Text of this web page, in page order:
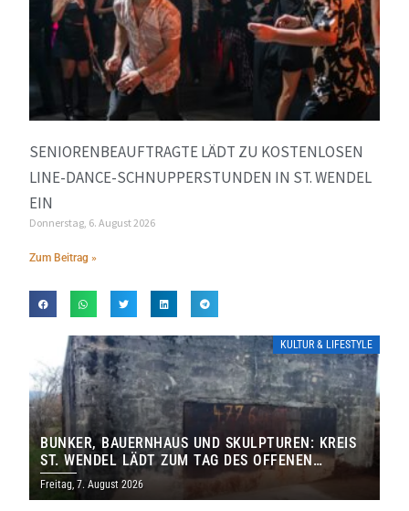
SENIORENBEAUFTRAGTE LÄDT ZU KOSTENLOSEN
LINE-DANCE-SCHNUPPERSTUNDEN IN ST. WENDEL
EIN
Donnerstag, 6. August 2026
Zum Beitrag »
KULTUR & LIFESTYLE
BUNKER, BAUERNHAUS UND SKULPTUREN: KREIS
ST. WENDEL LÄDT ZUM TAG DES OFFENEN
DENKMALS EIN
Freitag, 7. August 2026